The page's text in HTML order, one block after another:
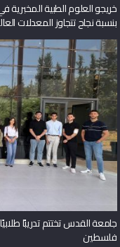
خريجو العلوم الطبية المخبرية
بنسبة نجاح تتجاوز المعدلات
فلسطين